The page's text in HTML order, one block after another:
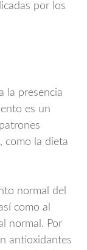
por los
la presencia
es un
como la dieta
normal del
como al
normal. Por
antioxidantes